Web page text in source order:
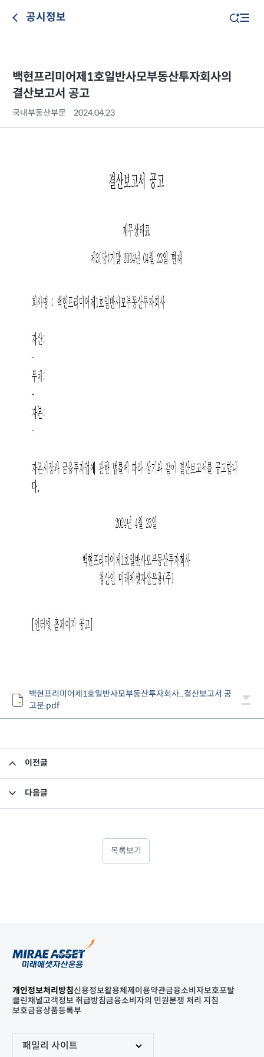
공시정보
백현프리미어제1호일반사모부동산투자회사의
결산보고서 공고
국내부동산부문 2024.04.23
백현프리미어제1호일반사모부동산투자회사_결산보고서 공
고문.pdf
이전글
다음글
목록보기
개인정보처리방침신용정보활용체제 이용약관금융소비자보호포탈
클린채널고객정보 취급방침금융소비자의 민원분쟁 처리 지침
보호금융상품등록부
패밀리 사이트